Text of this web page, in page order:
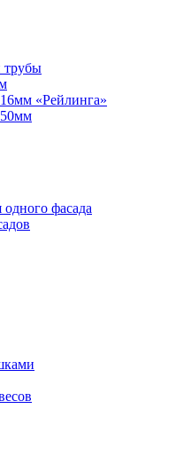
трубы
«Рейлинга»
фасада